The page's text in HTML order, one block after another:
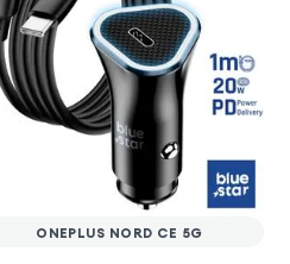
ONEPLUS NORD CE 5G